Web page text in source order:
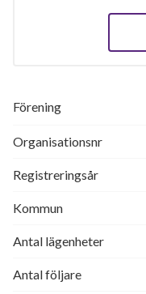
Förening
Organisationsnr
Registreringsår
Kommun
Antal lägenheter
Antal följare